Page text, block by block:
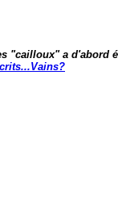
"cailloux" a d'abord